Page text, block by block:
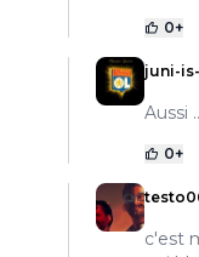
0+
juni-
Aussi
0+
c'est